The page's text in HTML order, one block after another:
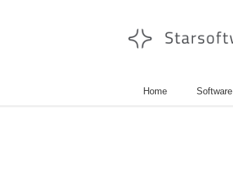
Home Software